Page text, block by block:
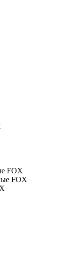
FOX
FOX